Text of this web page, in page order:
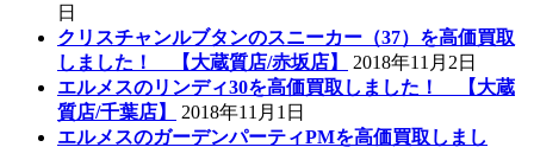
日
クリスチャンルブタンのスニーカー（37）を高価買取
しました！ 【大蔵質店/赤坂店】
2018年11月2日
エルメスのリンディ30を高価買取しました！ 【大蔵
質店/千葉店】
2018年11月1日
エルメスのガーデンパーティPMを高価買取しまし